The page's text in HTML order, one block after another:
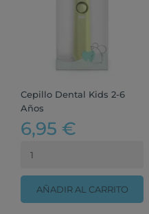
Cepillo Dental Kids 2-6
Años
6,95 €
AÑADIR AL CARRITO